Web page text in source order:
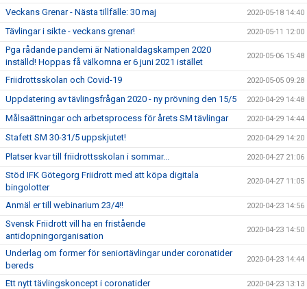
Veckans Grenar - Nästa tillfälle: 30 maj 2020-05-18 14:40
Tävlingar i sikte - veckans grenar! 2020-05-11 12:00
Pga rådande pandemi är Nationaldagskampen 2020
inställd! Hoppas få välkomna er 6 juni 2021 istället
2020-05-06 15:48
Friidrottsskolan och Covid-19 2020-05-05 09:28
Uppdatering av tävlingsfrågan 2020 - ny prövning den 15/5 2020-04-29 14:48
Målsaättningar och arbetsprocess för årets SM tävlingar 2020-04-29 14:44
Stafett SM 30-31/5 uppskjutet! 2020-04-29 14:20
Platser kvar till friidrottsskolan i sommar... 2020-04-27 21:06
Stöd IFK Götegorg Friidrott med att köpa digitala
bingolotter
2020-04-27 11:05
Anmäl er till webinarium 23/4!! 2020-04-23 14:56
Svensk Friidrott vill ha en fristående
antidopningorganisation
2020-04-23 14:50
Underlag om former för seniortävlingar under coronatider
bereds
2020-04-23 14:44
Ett nytt tävlingskoncept i coronatider 2020-04-23 13:13